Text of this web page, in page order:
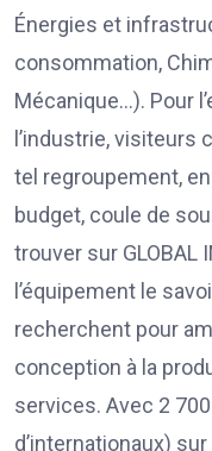
Énergies et
consommation,
Mécanique…). Pour
l’industrie, visiteurs
tel regroupement,
budget, coule de
trouver sur GLOBAL
l’équipement le
recherchent pour
conception à la
services. Avec 2
d’internationaux)